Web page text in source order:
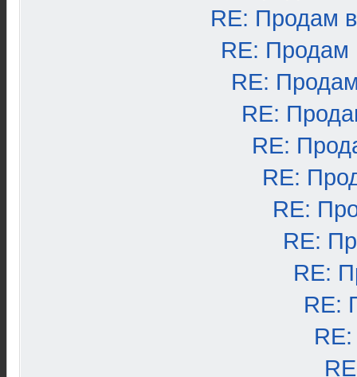
RE: Продам
RE: Продам
RE:
RE:
RE:
RE:
RE:
RE:
RE:
RE: